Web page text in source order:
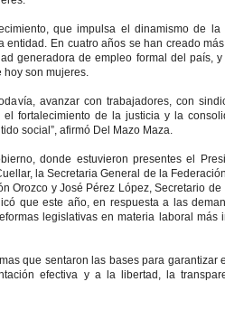
que impulsa el dinamismo de la
En cuatro años se han creado
generadora de empleo formal del país, y
son mujeres.
avanzar con trabajadores, con
fortalecimiento de la justicia y la
social”, afirmó Del Mazo Maza.
donde estuvieron presentes el
la Secretaria General de la
Orozco y José Pérez López, Secretario de
que este año, en respuesta a las
legislativas en materia laboral más
que sentaron las bases para garantizar
efectiva y a la libertad, la